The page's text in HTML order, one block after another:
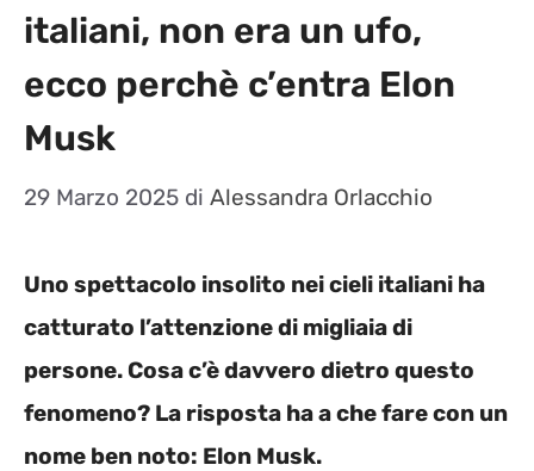
italiani, non era un ufo,
ecco perchè c’entra Elon
Musk
29 Marzo 2025 di Alessandra Orlacchio
Uno spettacolo insolito nei cieli italiani ha
catturato l’attenzione di migliaia di
persone. Cosa c’è davvero dietro questo
fenomeno? La risposta ha a che fare con un
nome ben noto: Elon Musk.